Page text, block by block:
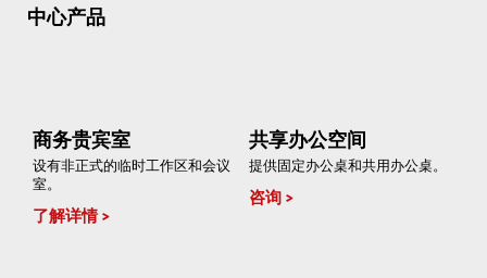
中心产品
商务贵宾室
设有非正式的临时工作区和会议
室。
了解详情
共享办公空间
提供固定办公桌和共用办公桌。
咨询